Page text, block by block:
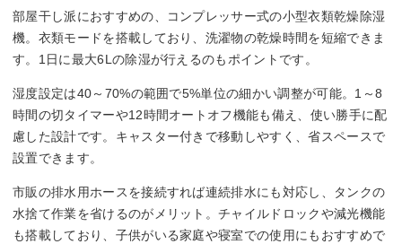
・排水タンクの蓋が硬く開けにくく、また排水時に本体から
水が漏れることがあり、タオルを側に置いて対応する必要。
・風の吹き出し口が一部塞がれており、洗濯物全体に風が当
たらない場合あり。
部屋干し派におすすめの、コンプレッサー式の小型衣類乾燥除湿
機。衣類モードを搭載しており、洗濯物の乾燥時間を短縮できま
す。1日に最大6Lの除湿が行えるのもポイントです。
湿度設定は40～70%の範囲で5%単位の細かい調整が可能。1～8
時間の切タイマーや12時間オートオフ機能も備え、使い勝手に配
慮した設計です。キャスター付きで移動しやすく、省スペースで
設置できます。
市販の排水用ホースを接続すれば連続排水にも対応し、タンクの
水捨て作業を省けるのがメリット。チャイルドロックや減光機能
も搭載しており、子供がいる家庭や寝室での使用にもおすすめで